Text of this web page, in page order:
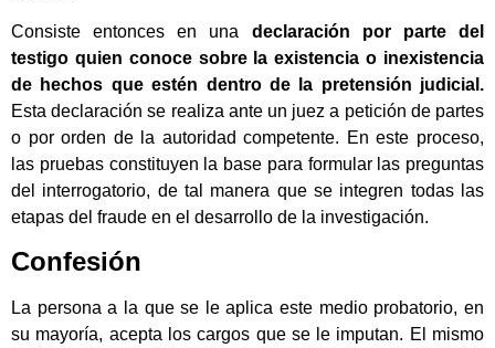
Consiste entonces en una declaración por parte del
testigo quien conoce sobre la existencia o inexistencia
de hechos que estén dentro de la pretensión judicial.
Esta declaración se realiza ante un juez a petición de partes
o por orden de la autoridad competente. En este proceso,
las pruebas constituyen la base para formular las preguntas
del interrogatorio, de tal manera que se integren todas las
etapas del fraude en el desarrollo de la investigación.
Confesión
La persona a la que se le aplica este medio probatorio, en
su mayoría, acepta los cargos que se le imputan. El mismo